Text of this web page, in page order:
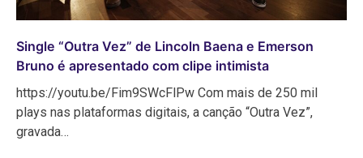
Single “Outra Vez” de Lincoln Baena e Emerson
Bruno é apresentado com clipe intimista
https://youtu.be/Fim9SWcFlPw Com mais de 250 mil
plays nas plataformas digitais, a canção “Outra Vez”,
gravada…